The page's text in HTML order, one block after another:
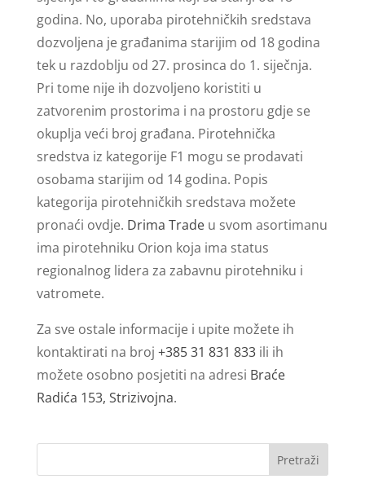
godina. No, uporaba pirotehničkih sredstava
dozvoljena je građanima starijim od 18 godina
tek u razdoblju od 27. prosinca do 1. siječnja.
Pri tome nije ih dozvoljeno koristiti u
zatvorenim prostorima i na prostoru gdje se
okuplja veći broj građana. Pirotehnička
sredstva iz kategorije F1 mogu se prodavati
osobama starijim od 14 godina. Popis
kategorija pirotehničkih sredstava možete
pronaći ovdje. Drima Tradeu svom asortimanu
ima pirotehniku Orion koja ima status
regionalnog lidera za zabavnu pirotehniku i
vatromete.
Za sve ostale informacije i upite možete ih
kontaktirati na broj +385 31 831 833ili ih
možete osobno posjetiti na adresi Braće
Radića 153, Strizivojna.